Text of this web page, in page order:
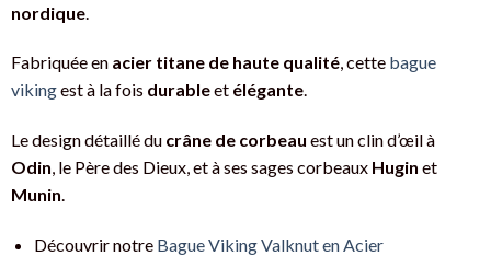
nordique.
Fabriquée en acier titane de haute qualité, cette bague
vikingest à la fois durableet élégante.
Le design détaillé du crâne de corbeau est un clin d’œil à
Odin, le Père des Dieux, et à ses sages corbeaux Hugin et
Munin.
Découvrir notre Bague Viking Valknut en Acier